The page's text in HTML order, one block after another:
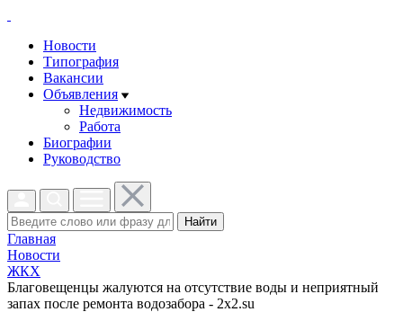
Новости
Типография
Вакансии
Объявления
Недвижимость
Работа
Биографии
Руководство
Найти
Главная
Новости
ЖКХ
Благовещенцы жалуются на отсутствие воды и неприятный
запах после ремонта водозабора - 2x2.su